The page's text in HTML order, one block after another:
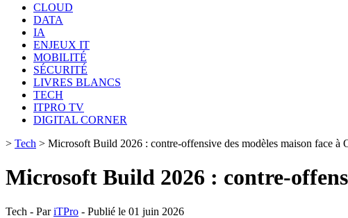
CLOUD
DATA
IA
ENJEUX IT
MOBILITÉ
SÉCURITÉ
LIVRES BLANCS
TECH
ITPRO TV
DIGITAL CORNER
> Tech > Microsoft Build 2026 : contre-offensive des modèles maison face à
Microsoft Build 2026 : contre-
Tech - PariTPro - Publié le 01 juin 2026